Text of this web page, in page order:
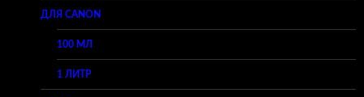
ДЛЯ CANON
100 МЛ
1 ЛИТР